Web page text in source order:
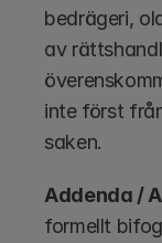
bedrägeri,
av
inte först
saken.
Addenda /
formellt